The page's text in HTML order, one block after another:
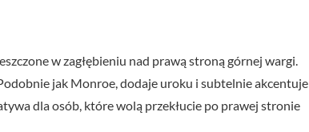
w zagłębieniu nad prawą stroną górnej wargi.
jak Monroe, dodaje uroku i subtelnie akcentuje
dla osób, które wolą przekłucie po prawej stronie